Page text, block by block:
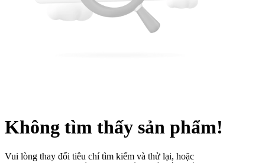
Không tìm thấy sản phẩm!
Vui lòng thay đổi tiêu chí tìm kiếm và thử lại, hoặc